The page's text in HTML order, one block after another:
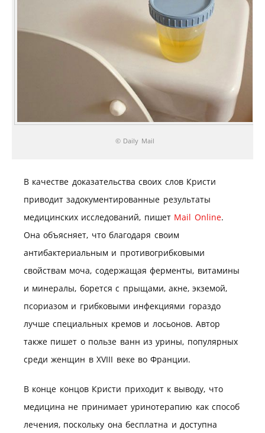
© Daily Mail
В качестве доказательства своих слов Кристи
приводит задокументированные результаты
медицинских исследований, пишет Mail Online.
Она объясняет, что благодаря своим
антибактериальным и противогрибковыми
свойствам моча, содержащая ферменты, витамины
и минералы, борется с прыщами, акне, экземой,
псориазом и грибковыми инфекциями гораздо
лучше специальных кремов и лосьонов. Автор
также пишет о пользе ванн из урины, популярных
среди женщин в XVIII веке во Франции.
В конце концов Кристи приходит к выводу, что
медицина не принимает уринотерапию как способ
лечения, поскольку она бесплатна и доступна